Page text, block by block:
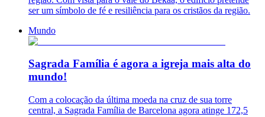
ser um símbolo de fé e resiliência para os cristãos da região.
Mundo
Sagrada Família é agora a igreja mais alta do
mundo!
Com a colocação da última moeda na cruz de sua torre
central, a Sagrada Família de Barcelona agora atinge 172,5